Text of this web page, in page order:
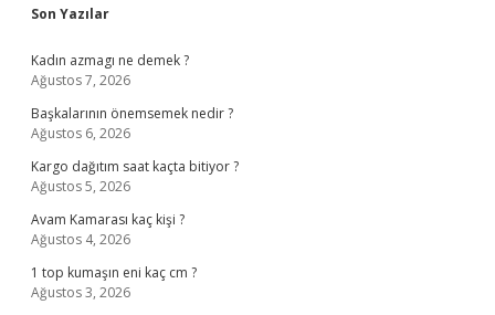
Sidebar
Son Yazılar
Kadın azmagı ne demek ?
Ağustos 7, 2026
Başkalarının önemsemek nedir ?
Ağustos 6, 2026
Kargo dağıtım saat kaçta bitiyor ?
Ağustos 5, 2026
Avam Kamarası kaç kişi ?
Ağustos 4, 2026
1 top kumaşın eni kaç cm ?
Ağustos 3, 2026